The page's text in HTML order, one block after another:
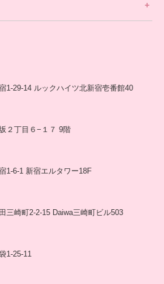
1-29-14 ルックハイツ北新宿壱番館40
２丁目６−１７ 9階
1-6-1 新宿エルタワー18F
三崎町2-2-15 Daiwa三崎町ビル503
1-25-11